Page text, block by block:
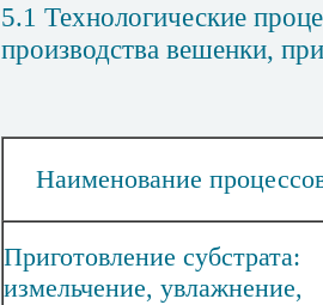
5.1 Технологические
производства вешенки,
Наименование
Приготовление субстрата:
измельчение, увлажнение,